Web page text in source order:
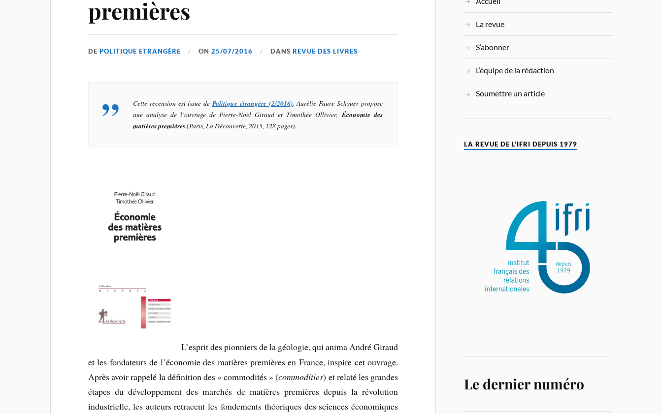
premières
DEPOLITIQUE ETRANGÈRE ON25/07/2016 DANSREVUE DES LIVRES
Cette recension est issue dePolitique étrangère (2/2016). Aurélie Faure-Schyuer propose
une analyse de l’ouvrage de Pierre-Noël Giraud et Timothée Ollivier, Économie des
matières premières(Paris, La Découverte, 2015, 128 pages).
L’esprit des pionniers de la géologie, qui anima André Giraud
et les fondateurs de l’économie des matières premières en France, inspire cet ouvrage.
Après avoir rappelé la définition des « commodités » (commodities) et relaté les grandes
étapes du développement des marchés de matières premières depuis la révolution
industrielle, les auteurs retracent les fondements théoriques des sciences économiques
La revue
S’abonner
L’équipe de la rédaction
Soumettre un article
LA REVUE DE L’IFRI DEPUIS 1979
Le dernier numéro